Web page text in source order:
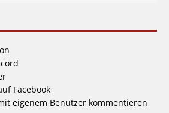
Facebook
eigenem Benutzer kommentieren